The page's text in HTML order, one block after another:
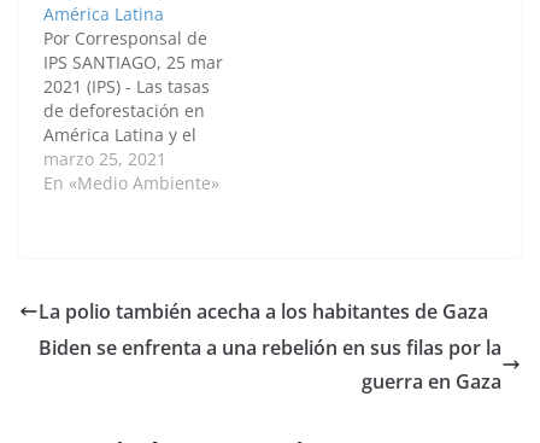
América Latina
Por Corresponsal de
IPS SANTIAGO, 25 mar
2021 (IPS) - Las tasas
de deforestación en
América Latina y el
Caribe son más bajas
en las áreas indígenas
derechos colectivos
territoriales, de
acuerdo con una
marzo 25, 2021
En «Medio Ambiente»
La polio también acecha a los habitantes de Gaza
Biden se enfrenta a una rebelión en sus filas por la
guerra en Gaza